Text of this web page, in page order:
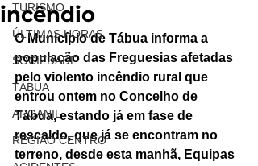
TURISMO
ÚLTIMAS HORAS
SOCIEDADE
TÁBUA
ARGANIL
REGIÃO CENTRO
incêndio
O Município de Tábua informa a
população das Freguesias afetadas
pelo violento incêndio rural que
entrou ontem no Concelho de
Tábua, estando já em fase de
rescaldo, que já se encontram no
terreno, desde esta manhã, Equipas